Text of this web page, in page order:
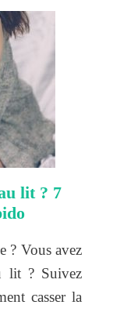
lit ? 7
? Vous avez
lit ? Suivez
casser la